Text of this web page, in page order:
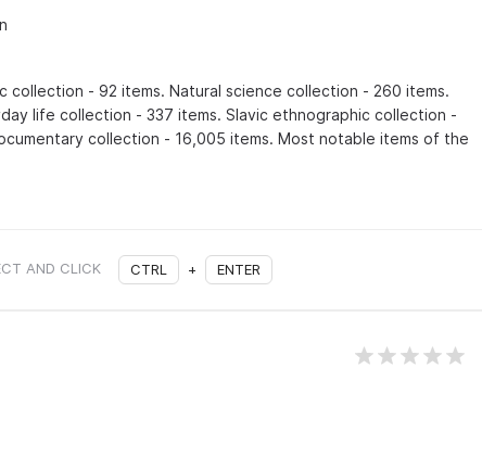
collection - 92 items. Natural science collection - 260 items.
life collection - 337 items. Slavic ethnographic collection -
collection - 16,005 items. Most notable items of the
AND CLICK CTRL + ENTER